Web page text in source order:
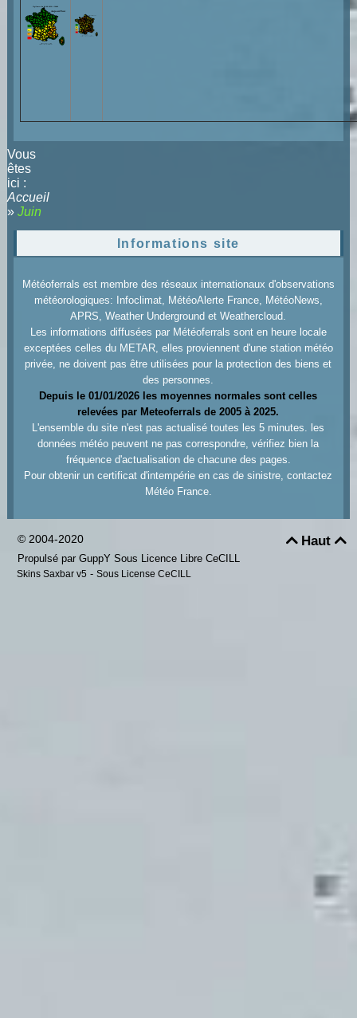
Vous
êtes
ici :
Accueil
» Juin
Informations site
Météoferrals est membre des réseaux internationaux d'observations
météorologiques: Infoclimat, MétéoAlerte France, MétéoNews,
APRS, Weather Underground et Weathercloud.
Les informations diffusées par Météoferrals sont en heure locale
exceptées celles du METAR, elles proviennent d'une station météo
privée, ne doivent pas être utilisées pour la protection des biens et
des personnes.
Depuis le 01/01/2026 les moyennes normales sont celles
relevées par Meteoferrals de 2005 à 2025.
L'ensemble du site n'est pas actualisé toutes les 5 minutes. les
données météo peuvent ne pas correspondre, vérifiez bien la
fréquence d'actualisation de chacune des pages.
Pour obtenir un certificat d'intempérie en cas de sinistre, contactez
Météo France.
Haut
© 2004-2020
Propulsé par GuppY Sous Licence Libre CeCILL
Skins Saxbar v5 - Sous License CeCILL